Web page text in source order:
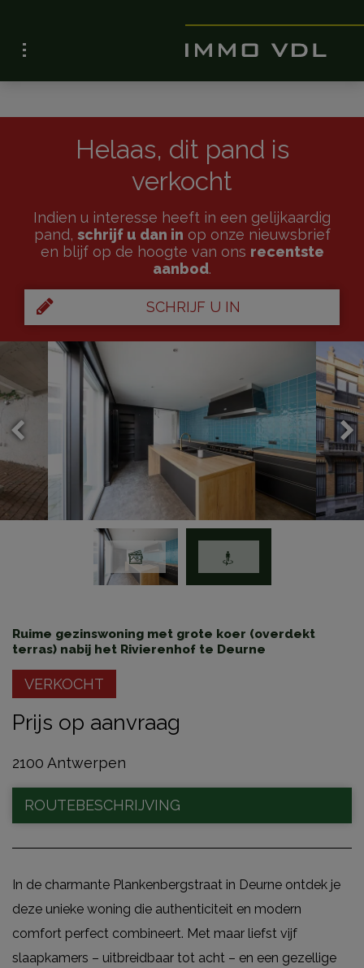
Helaas, dit pand is
verkocht
Indien u interesse heeft in een gelijkaardig
pand, schrijf u dan in op onze nieuwsbrief
en blijf op de hoogte van ons recentste
aanbod.
SCHRIJF U IN
Ruime gezinswoning met grote koer (overdekt
terras) nabij het Rivierenhof te Deurne
VERKOCHT
Prijs op aanvraag
2100 Antwerpen
ROUTEBESCHRIJVING
In de charmante Plankenbergstraat in Deurne ontdek je
deze unieke woning die authenticiteit en modern
comfort perfect combineert. Met maar liefst vijf
slaapkamers – uitbreidbaar tot acht – en een gezellige